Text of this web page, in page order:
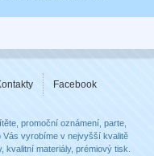
Facebook
promoční oznámení, parte,
vyrobíme v nejvyšší kvalitě
materiály, prémiový tisk.